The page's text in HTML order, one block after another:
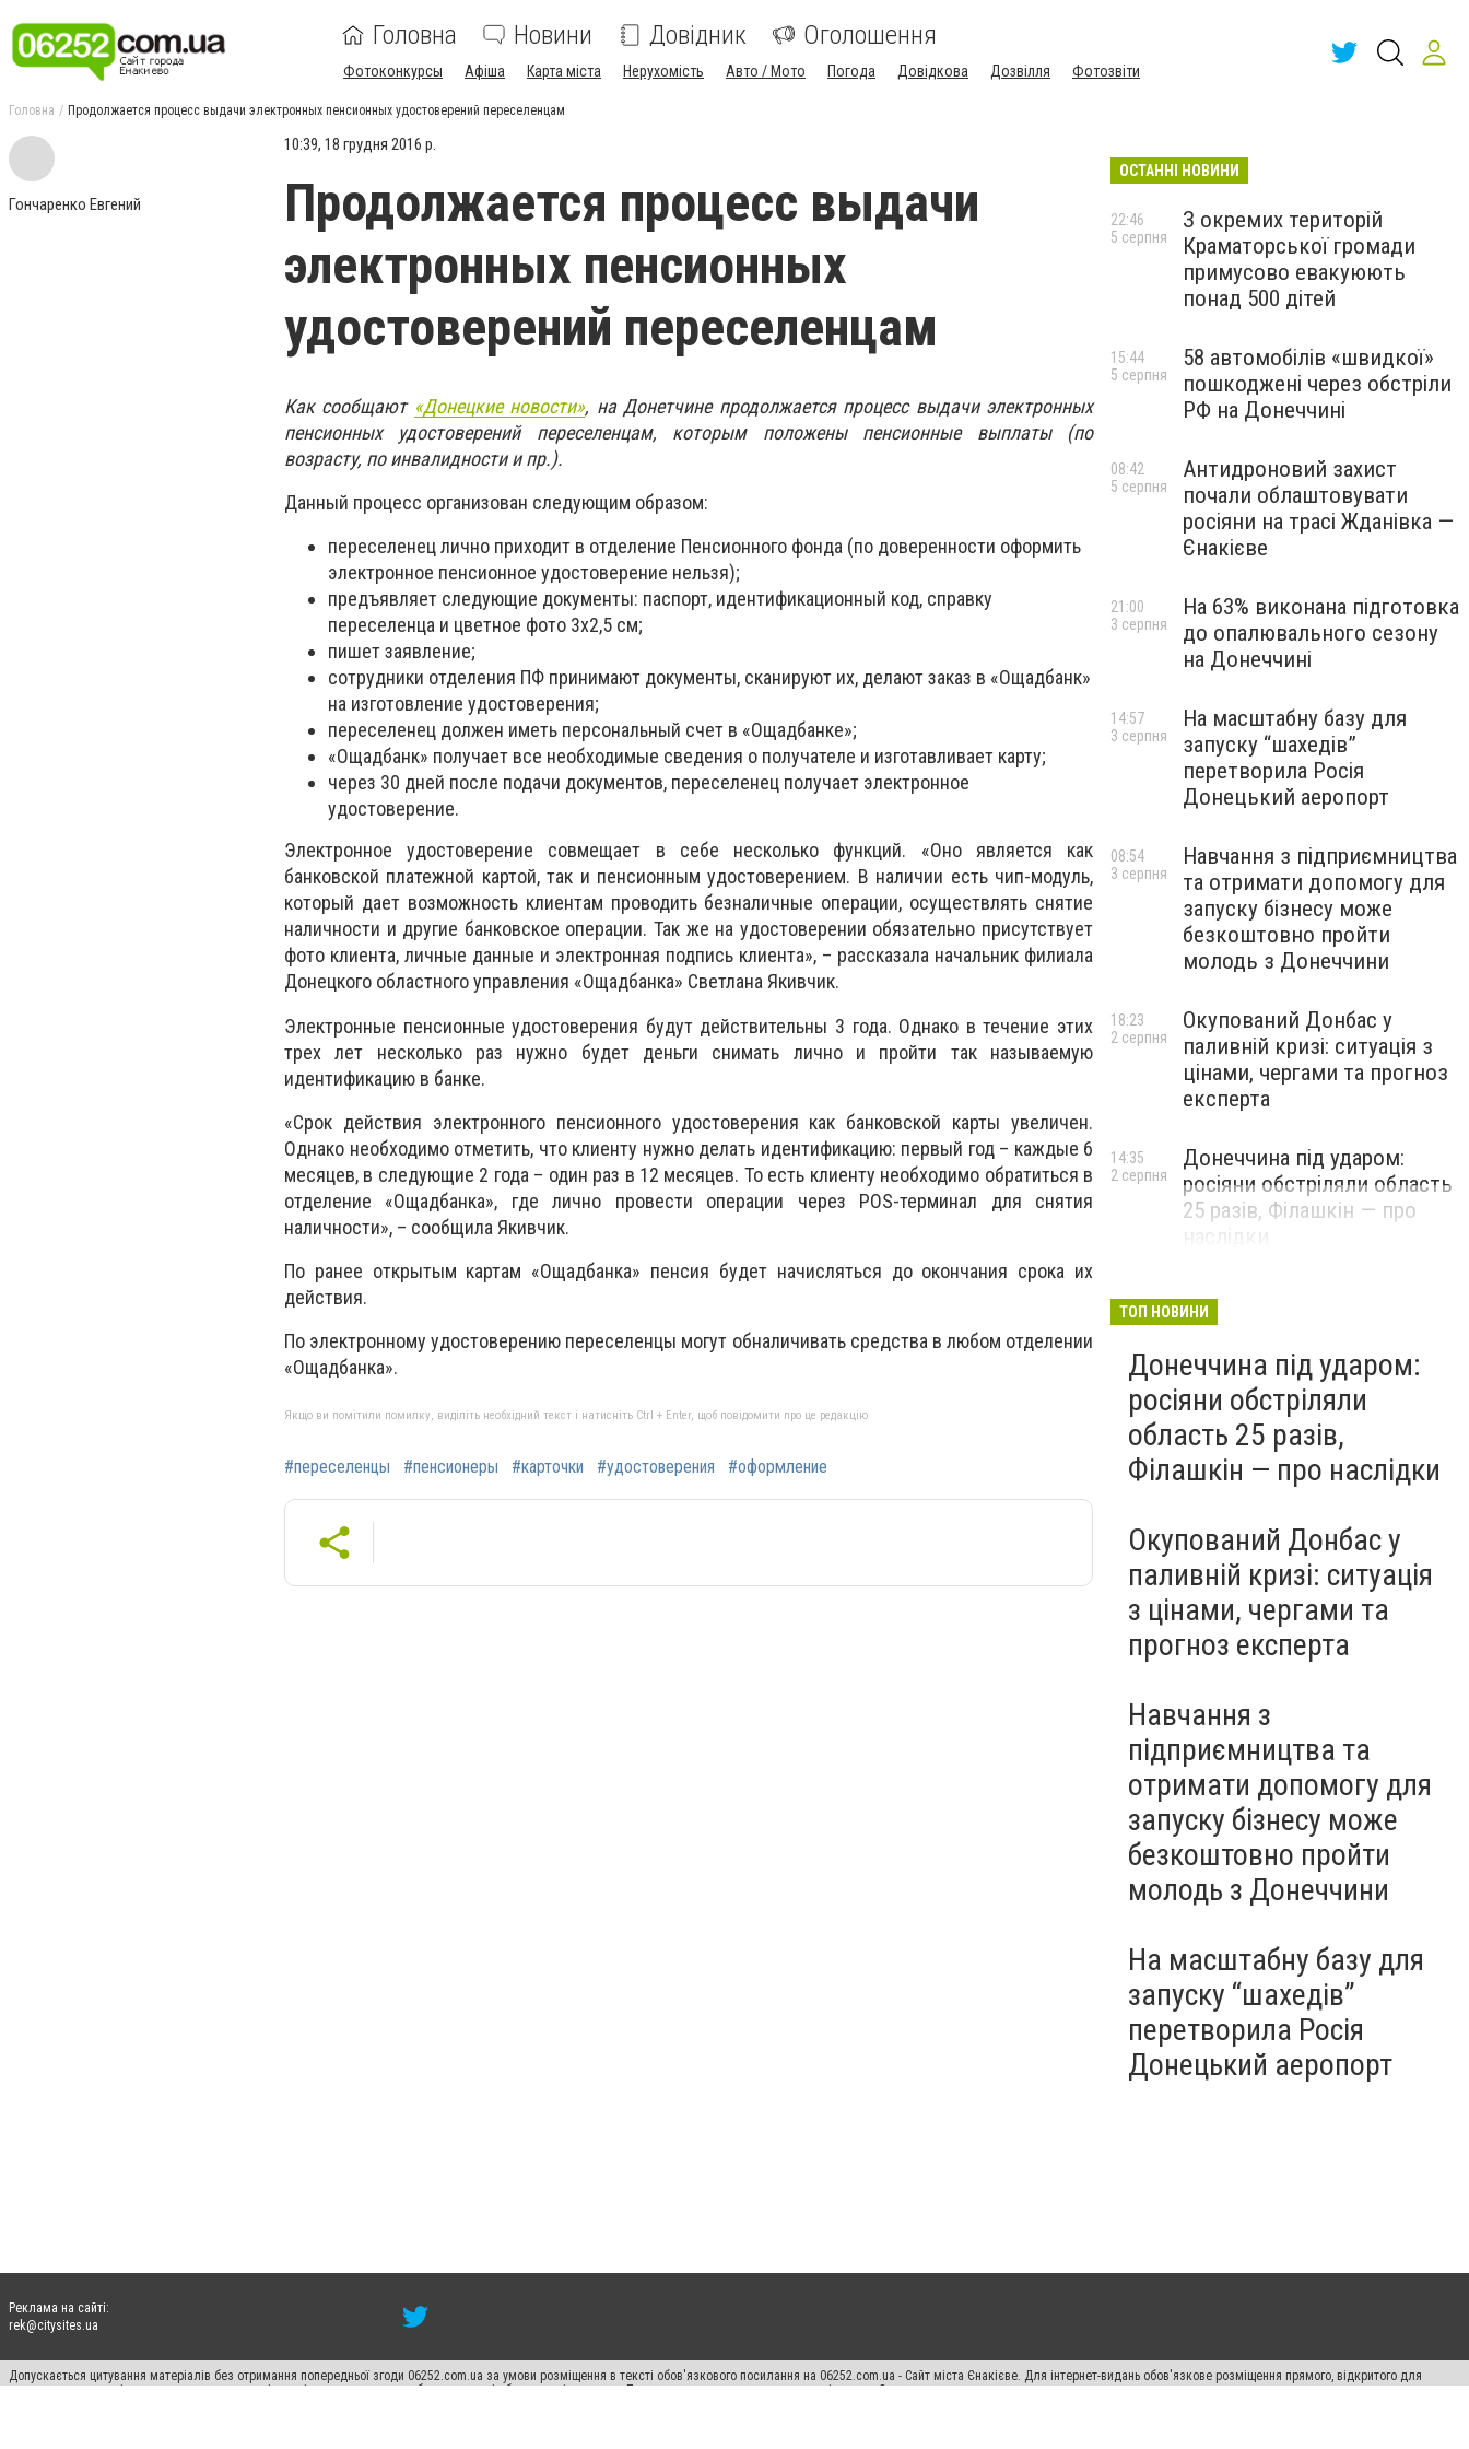
Головна Новини Довідник Оголошення
Фотоконкурсы Афіша Карта міста Нерухомість Авто / Мото Погода Довідкова Дозвілля Фотозвіти
Головна Продолжается процесс выдачи электронных пенсионных удостоверений переселенцам
Гончаренко Евгений
10:39, 18 грудня 2016 р.
Продолжается процесс выдачи
электронных пенсионных
удостоверений переселенцам
Как сообщают «Донецкие новости», на Донетчине продолжается процесс выдачи электронных
пенсионных удостоверений переселенцам, которым положены пенсионные выплаты (по
возрасту, по инвалидности и пр.).
Данный процесс организован следующим образом:
переселенец лично приходит в отделение Пенсионного фонда (по доверенности оформить
электронное пенсионное удостоверение нельзя);
предъявляет следующие документы: паспорт, идентификационный код, справку
переселенца и цветное фото 3х2,5 см;
пишет заявление;
сотрудники отделения ПФ принимают документы, сканируют их, делают заказ в «Ощадбанк»
на изготовление удостоверения;
переселенец должен иметь персональный счет в «Ощадбанке»;
«Ощадбанк» получает все необходимые сведения о получателе и изготавливает карту;
через 30 дней после подачи документов, переселенец получает электронное
удостоверение.
Электронное удостоверение совмещает в себе несколько функций. «Оно является как
банковской платежной картой, так и пенсионным удостоверением. В наличии есть чип-модуль,
который дает возможность клиентам проводить безналичные операции, осуществлять снятие
наличности и другие банковское операции. Так же на удостоверении обязательно присутствует
фото клиента, личные данные и электронная подпись клиента», – рассказала начальник филиала
Донецкого областного управления «Ощадбанка» Светлана Якивчик.
Электронные пенсионные удостоверения будут действительны 3 года. Однако в течение этих
трех лет несколько раз нужно будет деньги снимать лично и пройти так называемую
идентификацию в банке.
«Срок действия электронного пенсионного удостоверения как банковской карты увеличен.
Однако необходимо отметить, что клиенту нужно делать идентификацию: первый год – каждые 6
месяцев, в следующие 2 года – один раз в 12 месяцев. То есть клиенту необходимо обратиться в
отделение «Ощадбанка», где лично провести операции через POS-терминал для снятия
наличности», – сообщила Якивчик.
По ранее открытым картам «Ощадбанка» пенсия будет начисляться до окончания срока их
действия.
По электронному удостоверению переселенцы могут обналичивать средства в любом отделении
«Ощадбанка».
Якщо ви помітили помилку, виділіть необхідний текст і натисніть Ctrl + Enter, щоб повідомити про це редакцію
#переселенцы #пенсионеры #карточки #удостоверения #оформление
ОСТАННІ НОВИНИ
З окремих територій
Краматорської громади
примусово евакуюють
понад 500 дітей
22:46
5 серпня
58 автомобілів «швидкої»
пошкоджені через обстріли
РФ на Донеччині
15:44
5 серпня
Антидроновий захист
почали облаштовувати
росіяни на трасі Жданівка —
Єнакієве
08:42
5 серпня
На 63% виконана підготовка
до опалювального сезону
на Донеччині
21:00
3 серпня
На масштабну базу для
запуску “шахедів”
перетворила Росія
Донецький аеропорт
14:57
3 серпня
Навчання з підприємництва
та отримати допомогу для
запуску бізнесу може
безкоштовно пройти
молодь з Донеччини
08:54
3 серпня
Окупований Донбас у
паливній кризі: ситуація з
цінами, чергами та прогноз
експерта
18:23
2 серпня
Донеччина під ударом:
росіяни обстріляли область
25 разів, Філашкін — про
14:35
2 серпня
ТОП НОВИНИ
Донеччина під ударом:
росіяни обстріляли
область 25 разів,
Філашкін — про наслідки
Окупований Донбас у
паливній кризі: ситуація
з цінами, чергами та
прогноз експерта
Навчання з
підприємництва та
отримати допомогу для
запуску бізнесу може
безкоштовно пройти
молодь з Донеччини
На масштабну базу для
запуску “шахедів”
перетворила Росія
Донецький аеропорт
Реклама на сайті:
rek@citysites.ua
Допускається цитування матеріалів без отримання попередньої згоди 06252.com.ua за умови розміщення в тексті обов'язкового посилання на 06252.com.ua - Сайт міста Єнакієве. Для інтернет-видань обов'язкове розміщення прямого, відкритого для
пошукових систем гіперпосилання на цитовані статті не нижче другого абзацу в тексті або в якості джерела. Порушення виняткових прав переслідується Законом.